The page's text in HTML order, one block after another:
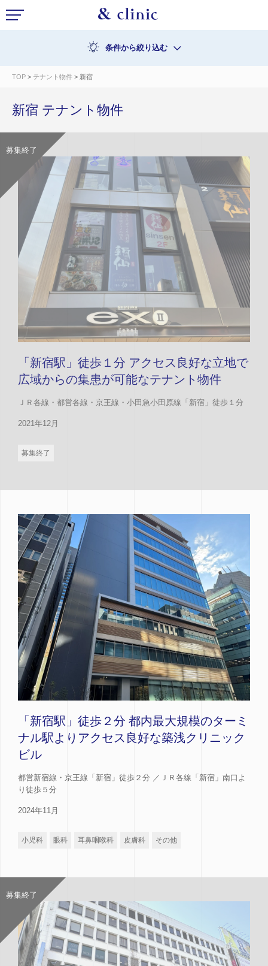
条件から絞り込む
TOP > テナント物件 > 新宿
新宿 テナント物件
「新宿駅」徒歩１分 アクセス良好な立地で
広域からの集患が可能なテナント物件
ＪＲ各線・都営各線・京王線・小田急小田原線「新宿」徒歩１分
2021年12月
募集終了
募集終了
「新宿駅」徒歩２分 都内最大規模のターミ
ナル駅よりアクセス良好な築浅クリニック
ビル
都営新宿線・京王線「新宿」徒歩２分 ／ＪＲ各線「新宿」南口よ
り徒歩５分
2024年11月
小児科 眼科 耳鼻咽喉科 皮膚科 その他
募集終了